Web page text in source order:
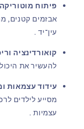
פיתוח
אבזמים קטנים,
עין־יד.
קואורדינציה
להעשיר את
עידוד עצמאות
מסייע לילדים
עצמיות.